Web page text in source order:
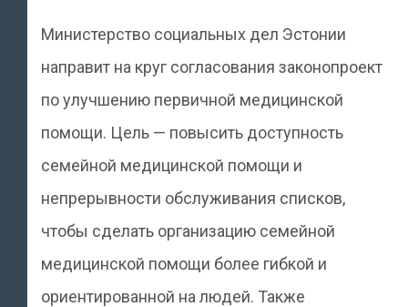
Министерство социальных дел Эстонии
направит на круг согласования законопроект
по улучшению первичной медицинской
помощи. Цель — повысить доступность
семейной медицинской помощи и
непрерывности обслуживания списков,
чтобы сделать организацию семейной
медицинской помощи более гибкой и
ориентированной на людей. Также